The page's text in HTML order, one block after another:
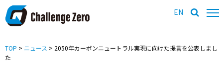
EN
TOP > ニュース > 2050年カーボンニュートラル実現に向けた提言を公表しまし
た